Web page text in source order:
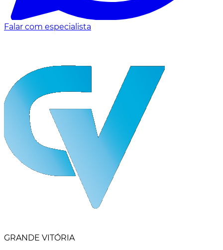
Falar com especialista
GRANDE VITÓRIA